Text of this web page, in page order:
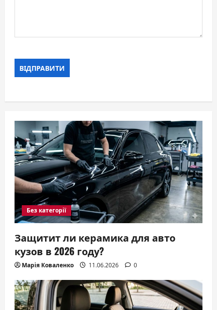
Без категорії
Защитит ли керамика для авто
кузов в 2026 году?
Марія Коваленко 11.06.2026 0